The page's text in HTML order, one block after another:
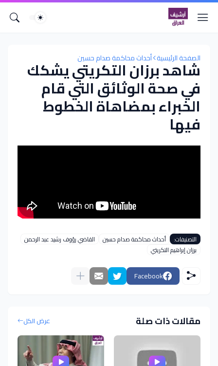
الصفحة الرئيسية أحداث محاكمة صدام حسين
شاهد برزان التكريتي يشكك
في صحة الوثائق التي قام
الخبراء بمضاهاة الخطوط
فيها
التصنيفات: أحداث محاكمة صدام حسين
القاضي رؤوف رشيد عبد الرحمن
برزان إبراهيم التكريتي
Facebook
مقالات ذات صلة عرض الكل